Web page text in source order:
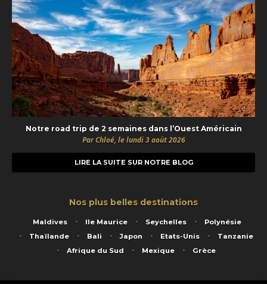
Notre road trip de 2 semaines dans l’Ouest Américain
Par Chloé, le lundi 3 août 2026
LIRE LA SUITE SUR NOTRE BLOG
Nos plus belles destinations
Maldives Ile Maurice Seychelles
Polynésie
Thaïlande
Bali Japon Etats-Unis
Tanzanie
Afrique du Sud
Mexique Grèce